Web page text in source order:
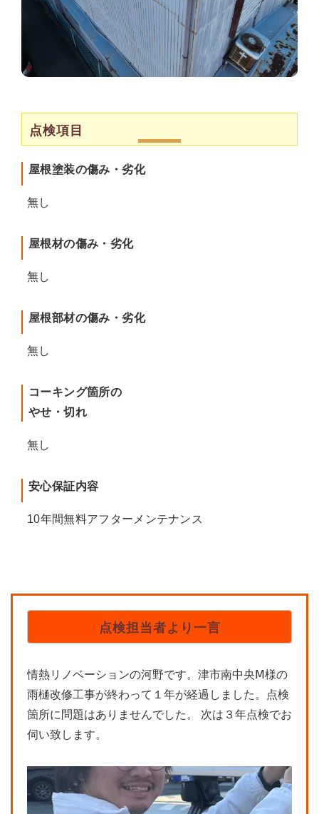
点検項目
屋根塗装の傷み・劣化
無し
屋根材の傷み・劣化
無し
屋根部材の傷み・劣化
無し
コーキング箇所の
やせ・切れ
無し
安心保証内容
10年間無料アフターメンテナンス
点検担当者より一言
情熱リノベーションの河野です。津市南中央Ⅿ様の
雨樋改修工事が終わって１年が経過しました。点検
箇所に問題はありませんでした。 次は３年点検でお
伺い致します。